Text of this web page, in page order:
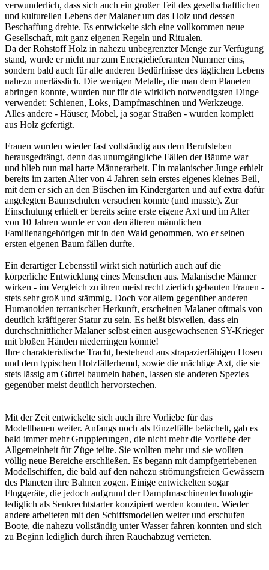
verwunderlich, dass sich auch ein großer Teil des gesellschaftlichen
und kulturellen Lebens der Malaner um das Holz und dessen
Beschaffung drehte. Es entwickelte sich eine vollkommen neue
Gesellschaft, mit ganz eigenen Regeln und Ritualen.
Da der Rohstoff Holz in nahezu unbegrenzter Menge zur Verfügung
stand, wurde er nicht nur zum Energielieferanten Nummer eins,
sondern bald auch für alle anderen Bedürfnisse des täglichen Lebens
nahezu unerlässlich. Die wenigen Metalle, die man dem Planeten
abringen konnte, wurden nur für die wirklich notwendigsten Dinge
verwendet: Schienen, Loks, Dampfmaschinen und Werkzeuge.
Alles andere - Häuser, Möbel, ja sogar Straßen - wurden komplett
aus Holz gefertigt.
Frauen wurden wieder fast vollständig aus dem Berufsleben
herausgedrängt, denn das unumgängliche Fällen der Bäume war
und blieb nun mal harte Männerarbeit. Ein malanischer Junge erhielt
bereits im zarten Alter von 4 Jahren sein erstes eigenes kleines Beil,
mit dem er sich an den Büschen im Kindergarten und auf extra dafür
angelegten Baumschulen versuchen konnte (und musste). Zur
Einschulung erhielt er bereits seine erste eigene Axt und im Alter
von 10 Jahren wurde er von den älteren männlichen
Familienangehörigen mit in den Wald genommen, wo er seinen
ersten eigenen Baum fällen durfte.
Ein derartiger Lebensstil wirkt sich natürlich auch auf die
körperliche Entwicklung eines Menschen aus. Malanische Männer
wirken - im Vergleich zu ihren meist recht zierlich gebauten Frauen -
stets sehr groß und stämmig. Doch vor allem gegenüber anderen
Humanoiden terranischer Herkunft, erscheinen Malaner oftmals von
deutlich kräftigerer Statur zu sein. Es heißt bisweilen, dass ein
durchschnittlicher Malaner selbst einen ausgewachsenen SY-Krieger
mit bloßen Händen niederringen könnte!
Ihre charakteristische Tracht, bestehend aus strapazierfähigen Hosen
und dem typischen Holzfällerhemd, sowie die mächtige Axt, die sie
stets lässig am Gürtel baumeln haben, lassen sie anderen Spezies
gegenüber meist deutlich hervorstechen.
Mit der Zeit entwickelte sich auch ihre Vorliebe für das
Modellbauen weiter. Anfangs noch als Einzelfälle belächelt, gab es
bald immer mehr Gruppierungen, die nicht mehr die Vorliebe der
Allgemeinheit für Züge teilte. Sie wollten mehr und sie wollten
völlig neue Bereiche erschließen. Es begann mit dampfgetriebenen
Modellschiffen, die bald auf den nahezu strömungsfreien Gewässern
des Planeten ihre Bahnen zogen. Einige entwickelten sogar
Fluggeräte, die jedoch aufgrund der Dampfmaschinentechnologie
lediglich als Senkrechtstarter konzipiert werden konnten. Wieder
andere arbeiteten mit den Schiffsmodellen weiter und erschufen
Boote, die nahezu vollständig unter Wasser fahren konnten und sich
zu Beginn lediglich durch ihren Rauchabzug verrieten.